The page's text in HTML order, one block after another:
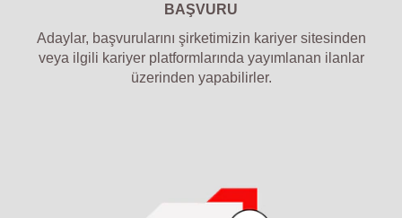
BAŞVURU
Adaylar, başvurularını şirketimizin kariyer sitesinden
veya ilgili kariyer platformlarında yayımlanan ilanlar
üzerinden yapabilirler.